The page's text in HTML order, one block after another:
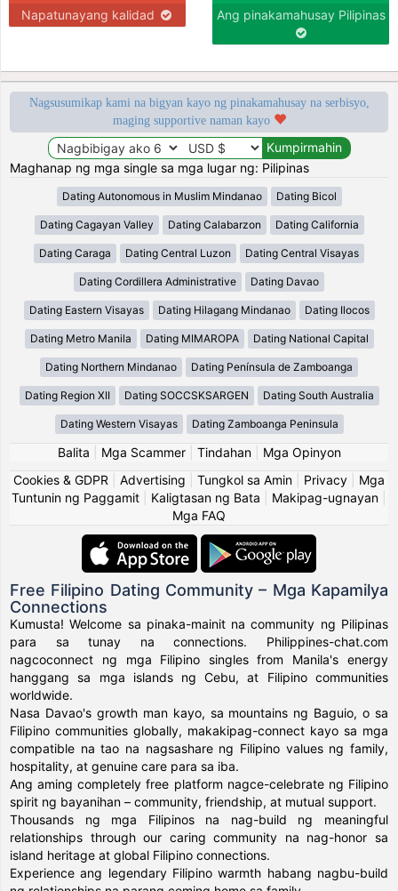
Napatunayang kalidad Ang pinakamahusay Pilipinas
Nagsusumikap kami na bigyan kayo ng pinakamahusay na serbisyo,
maging supportive naman kayo
Maghanap ng mga single sa mga lugar ng: Pilipinas
Dating Autonomous in Muslim Mindanao Dating Bicol
Dating Cagayan Valley Dating Calabarzon Dating California
Dating Caraga Dating Central Luzon Dating Central Visayas
Dating Cordillera Administrative Dating Davao
Dating Eastern Visayas Dating Hilagang Mindanao Dating Ilocos
Dating Metro Manila Dating MIMAROPA Dating National Capital
Dating Northern Mindanao Dating Península de Zamboanga
Dating Region XII Dating SOCCSKSARGEN Dating South Australia
Dating Western Visayas Dating Zamboanga Peninsula
Balita Mga Scammer| Tindahan| Mga Opinyon
Cookies & GDPR
Advertising Tungkol sa Amin Privacy
Mga
Tuntunin ng Paggamit
Kaligtasan ng Bata Makipag-ugnayan
Mga FAQ
Free Filipino Dating Community – Mga Kapamilya
Connections
Kumusta! Welcome sa pinaka-mainit na community ng Pilipinas
para sa tunay na connections. Philippines-chat.com
nagcoconnect ng mga Filipino singles from Manila's energy
hanggang sa mga islands ng Cebu, at Filipino communities
worldwide.
Nasa Davao's growth man kayo, sa mountains ng Baguio, o sa
Filipino communities globally, makakipag-connect kayo sa mga
compatible na tao na nagsashare ng Filipino values ng family,
hospitality, at genuine care para sa iba.
Ang aming completely free platform nagce-celebrate ng Filipino
spirit ng bayanihan – community, friendship, at mutual support.
Thousands ng mga Filipinos na nag-build ng meaningful
relationships through our caring community na nag-honor sa
island heritage at global Filipino connections.
Experience ang legendary Filipino warmth habang nagbu-build